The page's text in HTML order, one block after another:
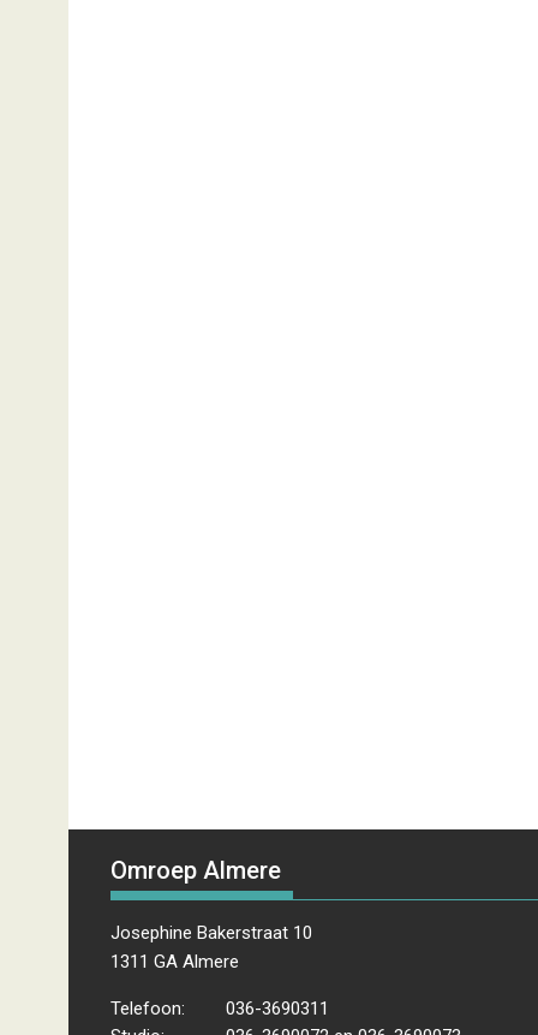
Omroep Almere
Josephine Bakerstraat 10
1311 GA Almere
Telefoon:
036-3690311